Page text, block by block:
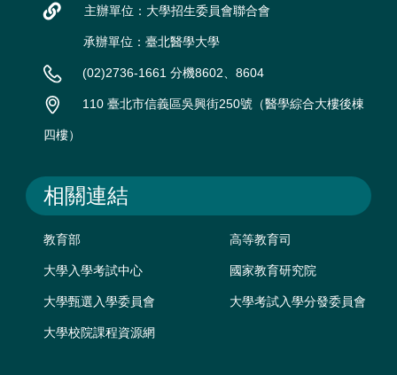
主辦單位：大學招生委員會聯合會
承辦單位：臺北醫學大學
(02)2736-1661 分機8602、8604
110 臺北市信義區吳興街250號（醫學綜合大樓後棟
四樓）
相關連結
教育部 高等教育司
大學入學考試中心 國家教育研究院
大學甄選入學委員會 大學考試入學分發委員會
大學校院課程資源網